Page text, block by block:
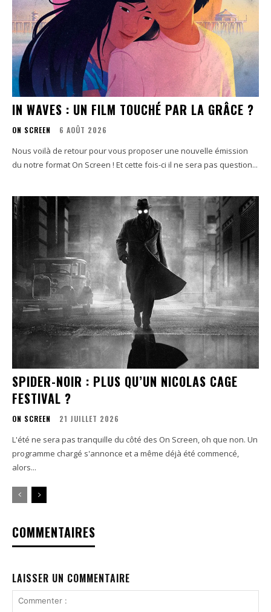
IN WAVES : UN FILM TOUCHÉ PAR LA GRÂCE ?
ON SCREEN 6 AOÛT 2026
Nous voilà de retour pour vous proposer une nouvelle émission
du notre format On Screen ! Et cette fois-ci il ne sera pas question...
SPIDER-NOIR : PLUS QU’UN NICOLAS CAGE
FESTIVAL ?
ON SCREEN 21 JUILLET 2026
L'été ne sera pas tranquille du côté des On Screen, oh que non. Un
programme chargé s'annonce et a même déjà été commencé,
alors...
COMMENTAIRES
LAISSER UN COMMENTAIRE